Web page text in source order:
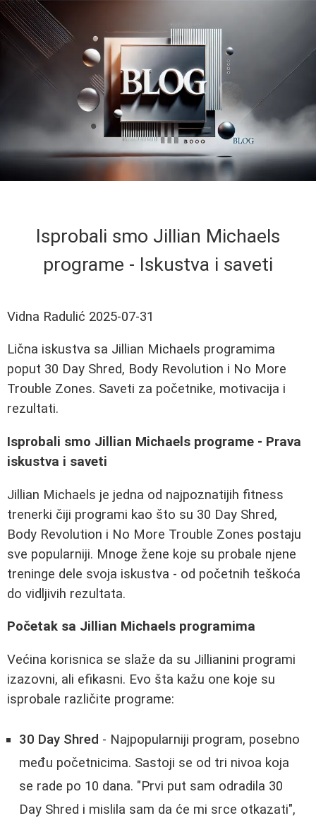
Isprobali smo Jillian Michaels
programe - Iskustva i saveti
Vidna Radulić 2025-07-31
Lična iskustva sa Jillian Michaels programima
poput 30 Day Shred, Body Revolution i No More
Trouble Zones. Saveti za početnike, motivacija i
rezultati.
Isprobali smo Jillian Michaels programe - Prava
iskustva i saveti
Jillian Michaels je jedna od najpoznatijih fitness
trenerki čiji programi kao što su 30 Day Shred,
Body Revolution i No More Trouble Zones postaju
sve popularniji. Mnoge žene koje su probale njene
treninge dele svoja iskustva - od početnih teškoća
do vidljivih rezultata.
Početak sa Jillian Michaels programima
Većina korisnica se slaže da su Jillianini programi
izazovni, ali efikasni. Evo šta kažu one koje su
isprobale različite programe:
30 Day Shred - Najpopularniji program, posebno
među početnicima. Sastoji se od tri nivoa koja
se rade po 10 dana. "Prvi put sam odradila 30
Day Shred i mislila sam da će mi srce otkazati",